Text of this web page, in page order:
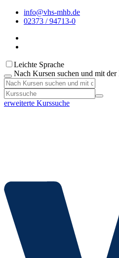
info@vhs-mhb.de
02373 / 94713-0
Leichte Sprache
Nach Kursen suchen und mit der
erweiterte Kurssuche